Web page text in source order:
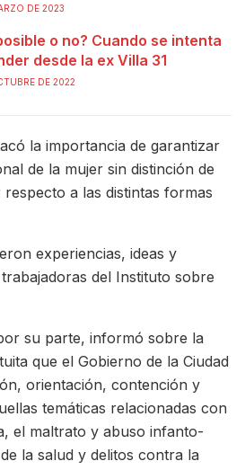
DE 2023
o no? Cuando se intenta
desde la ex Villa 31
DE 2022
la importancia de garantizar
de la mujer sin distinción de
a las distintas formas
experiencias, ideas y
del Instituto sobre
su parte, informó sobre la
que el Gobierno de la Ciudad
orientación, contención y
temáticas relacionadas con
el maltrato y abuso infanto-
la salud y delitos contra la